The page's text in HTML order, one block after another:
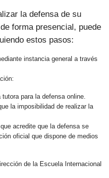
la defensa de su
forma presencial, puede
estos pasos:
instancia general a través
para la defensa online.
la imposibilidad de realizar la
acredite que la defensa se
oficial que dispone de medios
de la Escuela Internacional